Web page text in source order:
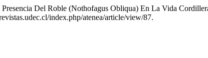
Del Roble (Nothofagus Obliqua) En La Vida
index.php/atenea/article/view/87.